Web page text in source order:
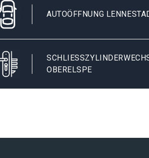
AUTOÖFFNUNG
BERELSPE